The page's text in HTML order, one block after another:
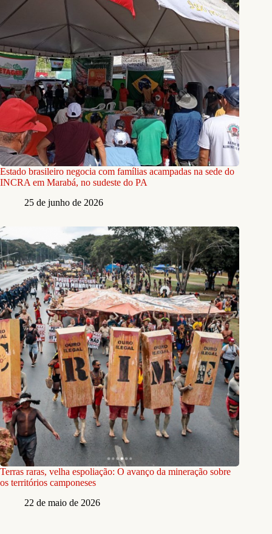
Estado brasileiro negocia com famílias acampadas na sede do
INCRA em Marabá, no sudeste do PA
25 de junho de 2026
Terras raras, velha espoliação: O avanço da mineração sobre
os territórios camponeses
22 de maio de 2026